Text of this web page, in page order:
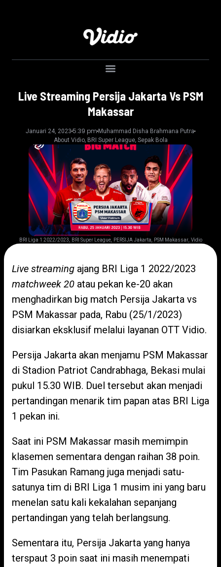
Live Streaming Persija Jakarta Vs PSM
Makassar
Januari 24, 2023 5:39 pm Muhammad Disha Brahmana Putra
About Vidio, BRI Super League, Sepak Bola
BRI Liga 1 2022/2023, BRI Super League, PERSIJA Jakarta, PSM Makassar, Vidio
Live streaming ajang BRI Liga 1 2022/2023
matchweek 20 atau pekan ke-20 akan
menghadirkan big match Persija Jakarta vs
PSM Makassar pada, Rabu (25/1/2023)
disiarkan eksklusif melalui layanan OTT Vidio.
Persija Jakarta akan menjamu PSM Makassar
di Stadion Patriot Candrabhaga, Bekasi mulai
pukul 15.30 WIB. Duel tersebut akan menjadi
pertandingan menarik tim papan atas BRI Liga
1 pekan ini.
Saat ini PSM Makassar masih memimpin
klasemen sementara dengan raihan 38 poin.
Tim Pasukan Ramang juga menjadi satu-
satunya tim di BRI Liga 1 musim ini yang baru
menelan satu kali kekalahan sepanjang
pertandingan yang telah berlangsung.
Sementara itu, Persija Jakarta yang hanya
terspaut 3 poin saat ini masih menempati